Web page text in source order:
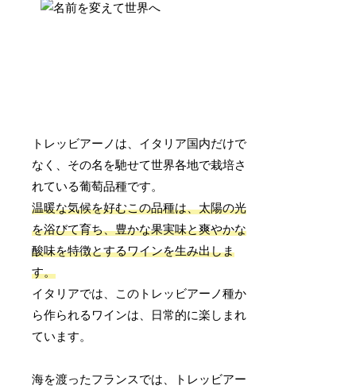
トレッビアーノは、イタリア国内だけで
なく、その名を馳せて世界各地で栽培さ
れている葡萄品種です。
温暖な気候を好むこの品種は、太陽の光
を浴びて育ち、豊かな果実味と爽やかな
酸味を特徴とするワインを生み出しま
す。
イタリアでは、このトレッビアーノ種か
ら作られるワインは、日常的に楽しまれ
ています。
海を渡ったフランスでは、トレッビアー